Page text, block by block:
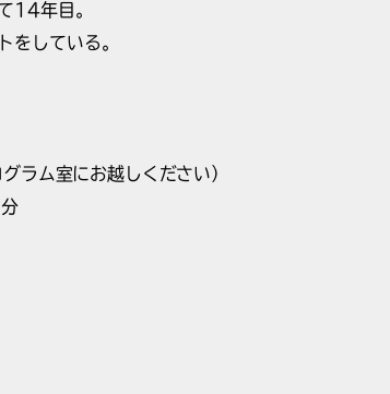
14年目。
をしている。
ラム室にお越しください）